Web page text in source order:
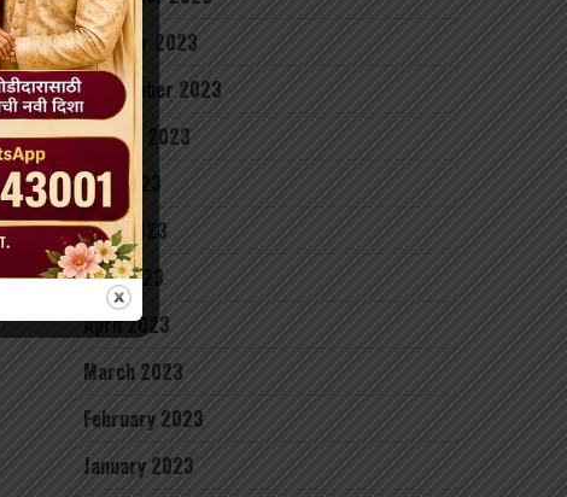
October 2023
September 2023
August 2023
July 2023
June 2023
May 2023
April 2023
March 2023
February 2023
January 2023